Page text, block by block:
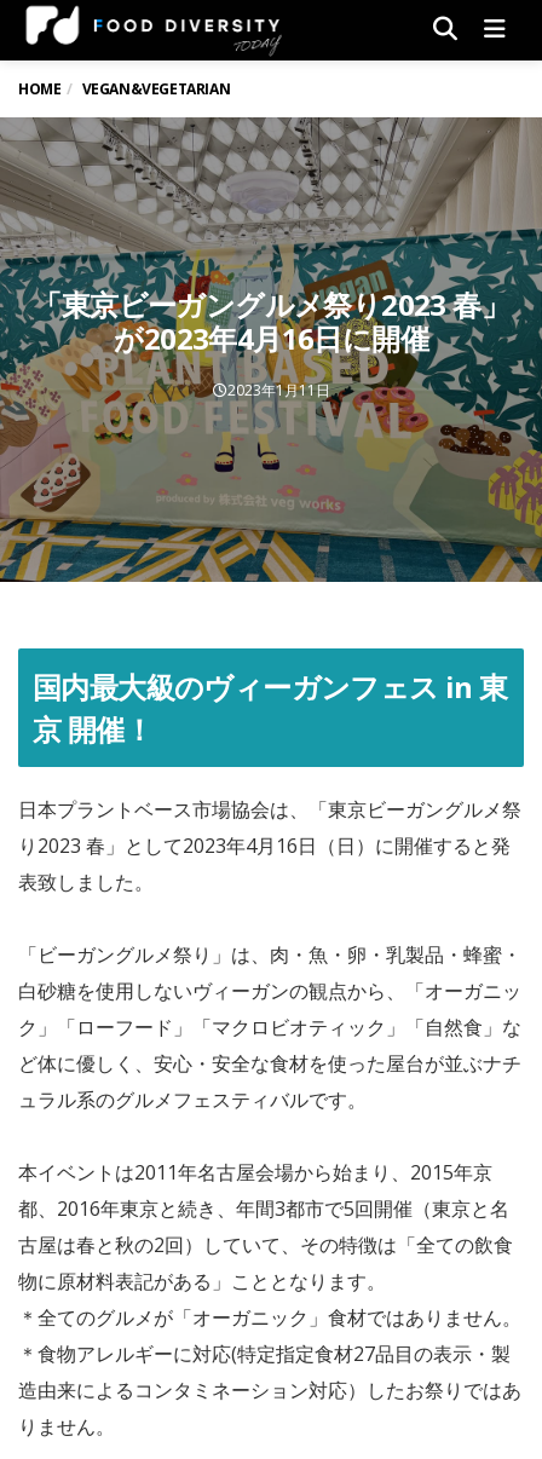
HOME VEGAN&VEGETARIAN
「東京ビーガングルメ祭り2023 春」
が2023年4月16日に開催
2023年1月11日
国内最大級のヴィーガンフェス in 東
京 開催！
日本プラントベース市場協会は、「東京ビーガングルメ祭
り2023 春」として2023年4月16日（日）に開催すると発
表致しました。
「ビーガングルメ祭り」は、肉・魚・卵・乳製品・蜂蜜・
白砂糖を使用しないヴィーガンの観点から、「オーガニッ
ク」「ローフード」「マクロビオティック」「自然食」な
ど体に優しく、安心・安全な食材を使った屋台が並ぶナチ
ュラル系のグルメフェスティバルです。
本イベントは2011年名古屋会場から始まり、2015年京
都、2016年東京と続き、年間3都市で5回開催（東京と名
古屋は春と秋の2回）していて、その特徴は「全ての飲食
物に原材料表記がある」こととなります。
＊全てのグルメが「オーガニック」食材ではありません。
＊食物アレルギーに対応(特定指定食材27品目の表示・製
造由来によるコンタミネーション対応）したお祭りではあ
りません。